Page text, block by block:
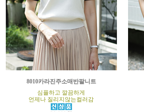
8010카라진주소매반팔니트
심플하고 깔끔하게
언제나 질리지않는컬러감